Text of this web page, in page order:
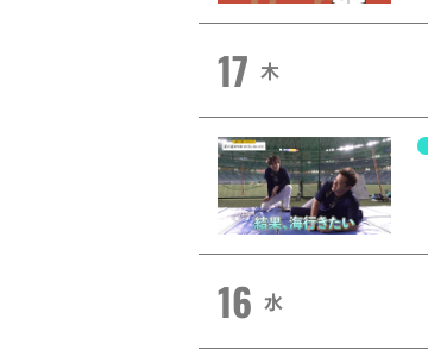
17 木
16 水